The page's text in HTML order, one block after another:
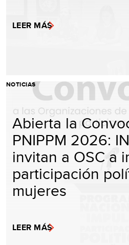
LEER MÁS
NOTICIAS
Abierta la
PNIPPM 2026:
invitan a OSC a
participación
mujeres
LEER MÁS